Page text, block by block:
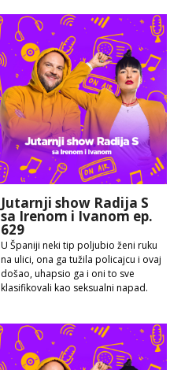
Jutarnji show Radija S
sa Irenom i Ivanom ep.
629
U Španiji neki tip poljubio ženi ruku
na ulici, ona ga tužila policajcu i ovaj
došao, uhapsio ga i oni to sve
klasifikovali kao seksualni napad.